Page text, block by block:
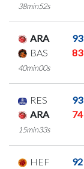
38min52s
ARA
93
BAS
83
40min00s
RES
93
ARA
74
15min33s
HEF
92